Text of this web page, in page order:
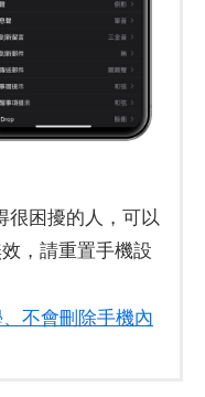
很困擾的人，可以
，請重置手機設
不會刪除手機內